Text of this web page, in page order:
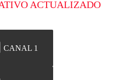
ACTUALIZADO
CANAL 1